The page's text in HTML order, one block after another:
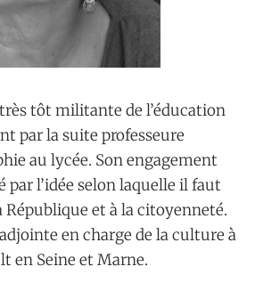
tôt militante de l’éducation
par la suite professeure
au lycée. Son engagement
l’idée selon laquelle il faut
République et à la citoyenneté.
en charge de la culture à
en Seine et Marne.